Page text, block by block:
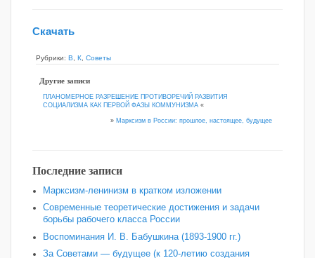
Скачать
Рубрики: В К Советы
Другие записи
ПЛАНОМЕРНОЕ РАЗРЕШЕНИЕ ПРОТИВОРЕЧИЙ РАЗВИТИЯ
СОЦИАЛИЗМА КАК ПЕРВОЙ ФАЗЫ КОММУНИЗМА «
» Марксизм в России: прошлое, настоящее, будущее
Последние записи
Марксизм-ленинизм в кратком изложении
Современные теоретические достижения и задачи
борьбы рабочего класса России
Воспоминания И. В. Бабушкина (1893-1900 гг.)
За Советами — будущее (к 120‑летию создания